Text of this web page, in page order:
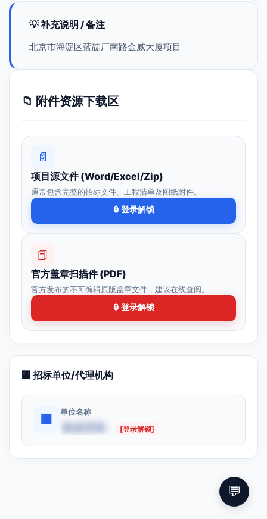
💡 补充说明 / 备注
北京市海淀区蓝靛厂南路金威大厦项目
📁 附件资源下载区
📄
项目源文件 (Word/Excel/Zip)
通常包含完整的招标文件、工程清单及图纸附件。
🔒 登录解锁
📕
官方盖章扫描件 (PDF)
官方发布的不可编辑原版盖章文件，建议在线查阅。
🔒 登录解锁
🏢 招标单位/代理机构
🏢
单位名称
[登录解锁]
💬